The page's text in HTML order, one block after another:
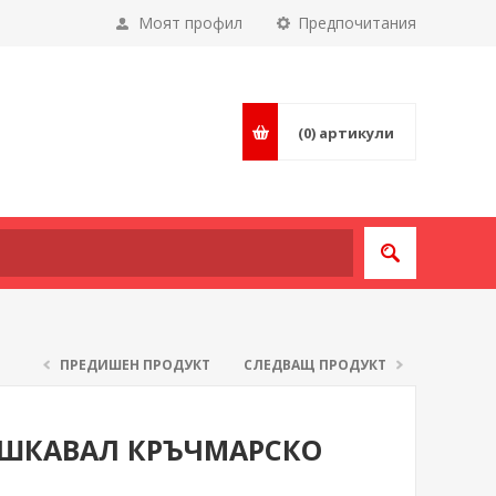
Предпочитания
Моят профил
(0) артикули
ПРЕДИШЕН ПРОДУКТ СЛЕДВАЩ ПРОДУКТ
КРЪЧМАРСКО